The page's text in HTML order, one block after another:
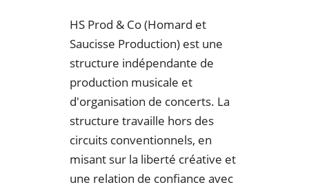
HS Prod & Co (Homard et
Saucisse Production) est une
structure indépendante de
production musicale et
d'organisation de concerts. La
structure travaille hors des
circuits conventionnels, en
misant sur la liberté créative et
une relation de confiance avec